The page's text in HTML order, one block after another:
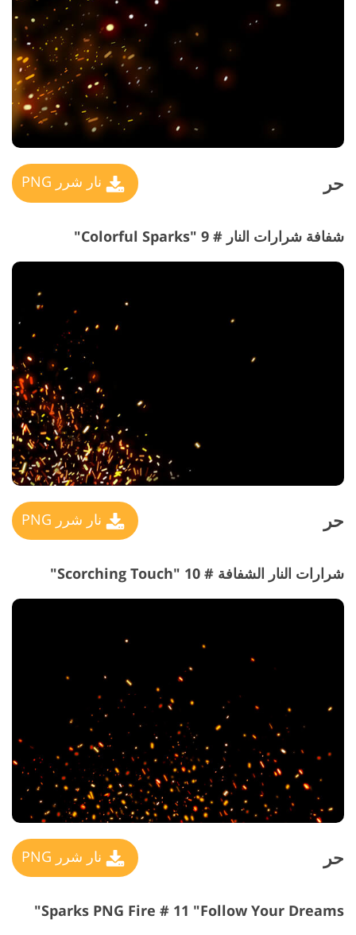
حر نار شرر PNG
شفافة شرارات النار # 9 "Colorful Sparks"
حر نار شرر PNG
شرارات النار الشفافة # 10 "Scorching Touch"
حر نار شرر PNG
Sparks PNG Fire # 11 "Follow Your Dreams"